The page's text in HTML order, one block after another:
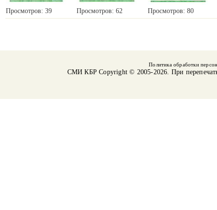
Просмотров: 39 Просмотров: 62 Просмотров: 80
Политика обработки
СМИ КБРCopyright © 2005-2026. При